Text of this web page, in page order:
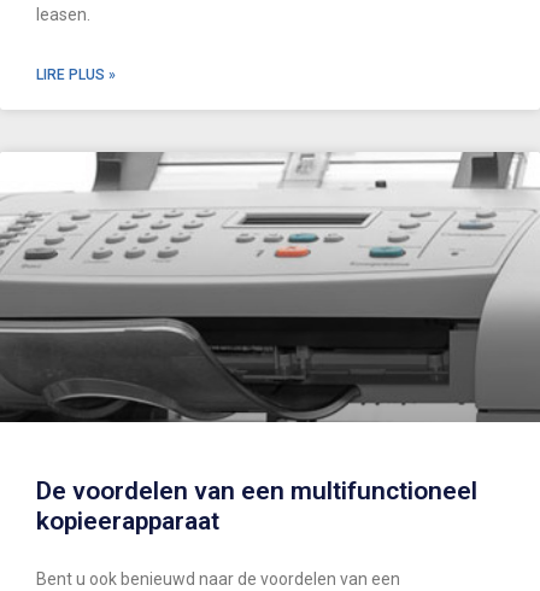
leasen.
LIRE PLUS »
De voordelen van een multifunctioneel
kopieerapparaat
Bent u ook benieuwd naar de voordelen van een